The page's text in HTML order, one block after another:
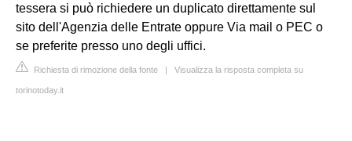
tessera si può richiedere un duplicato direttamente sul
sito dell'Agenzia delle Entrate oppure Via mail o PEC o
se preferite presso uno degli uffici.
Richiesta di rimozione della fonte | Visualizza la risposta completa su
torinotoday.it